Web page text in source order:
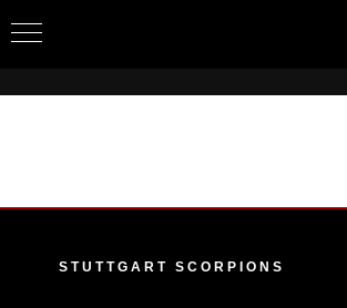
STUTTGART SCORPIONS